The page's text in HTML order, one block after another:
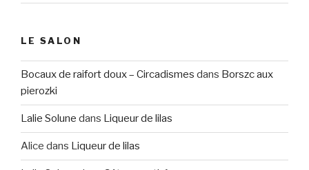
LE SALON
Bocaux de raifort doux – Circadismes dans Borszc aux
pierozki
Lalie Solune dans Liqueur de lilas
Alice dans Liqueur de lilas